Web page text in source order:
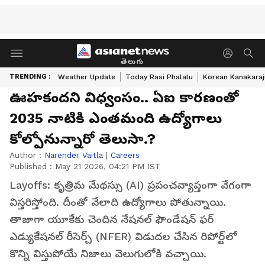
తెలుగు
TRENDING : Weather Update Today Rasi Phalalu Korean
ఊహ‌కంద‌ని విధ్వంసం.. ఏఐ కార‌ణంతో
2035 నాటికి ఎంత‌మంది ఉద్యోగాలు
కోల్పోనున్నారో తెలుసా.?
Author : Narender Vaitla | Careers
Published : May 21 2026, 04:21 PM IST
Layoffs: కృత్రిమ మేథ‌స్సు (AI) ప్రపంచవ్యాప్తంగా వేగంగా
విస్తరిస్తోంది. దీంతో వేలాది ఉద్యోగాలు పోతున్నాయి.
తాజాగా యూకేకు చెందిన నేషనల్ ఫౌండేషన్ ఫర్
ఎడ్యుకేషనల్ రీసెర్చ్ (NFER) విడుదల చేసిన రిపోర్ట్‌లో
కొన్ని విస్తుపోయే నిజాలు వెలుగులోకి వ‌చ్చాయి.